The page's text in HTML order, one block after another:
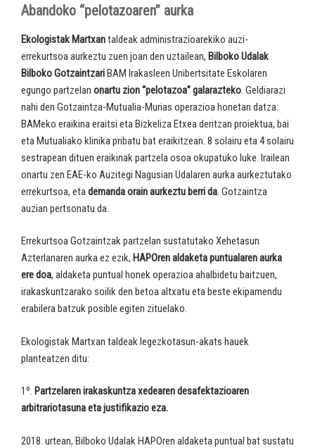
Abandoko “pelotazoaren” aurka
Ekologistak Martxantaldeak administrazioarekiko auzi-
errekurtsoa aurkeztu zuen joan den uztailean, Bilboko Udalak
Bilboko GotzaintzariBAM Irakasleen Unibertsitate Eskolaren
egungo partzelan onartu zion “pelotazoa” galarazteko . Geldiarazi
nahi den Gotzaintza-Mutualia-Murias operazioa honetan datza:
BAMeko eraikina eraitsi eta Bizkeliza Etxea deritzan proiektua, bai
eta Mutualiako klinika pribatu bat eraikitzean. 8 solairu eta 4 solairu
sestrapean dituen eraikinak partzela osoa okupatuko luke. Irailean
onartu zen EAE-ko Auzitegi Nagusian Udalaren aurka aurkeztutako
errekurtsoa, eta demanda orain aurkeztu berri da . Gotzaintza
auzian pertsonatu da.
Errekurtsoa Gotzaintzak partzelan sustatutako Xehetasun
Azterlanaren aurka ez ezik, HAPOren aldaketa puntualaren aurka
ere doa, aldaketa puntual honek operazioa ahalbidetu baitzuen,
irakaskuntzarako soilik den betoa altxatu eta beste ekipamendu
erabilera batzuk posible egiten zituelako.
Ekologistak Martxan taldeak legezkotasun-akats hauek
planteatzen ditu:
1º. Partzelaren irakaskuntza xedearen desafektazioaren
arbitrariotasuna eta justifikazio eza.
2018. urtean, Bilboko Udalak HAPOren aldaketa puntual bat sustatu